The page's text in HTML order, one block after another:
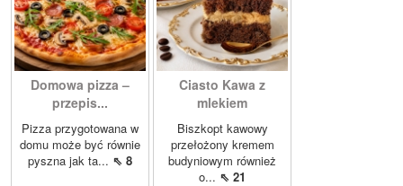
Domowa pizza –
przepis...
Pizza przygotowana w
domu może być równie
pyszna jak ta... ⇖ 8
Ciasto Kawa z
mlekiem
Biszkopt kawowy
przełożony kremem
budyniowym również
o... ⇖ 21